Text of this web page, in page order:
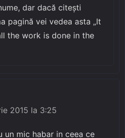
dar dacă citești
pagină vei vedea asta „It
the work is done in the
2015 la 3:25
un mic habar in ceea ce